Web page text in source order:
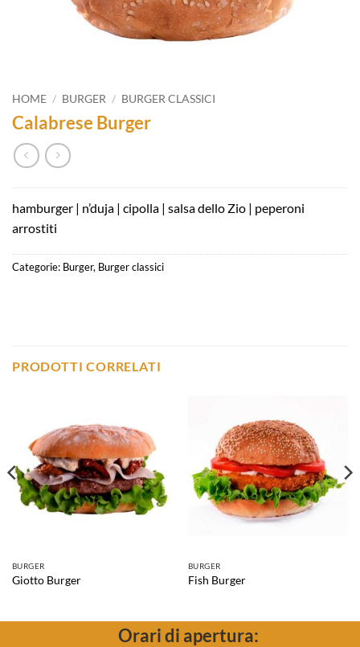
HOME / BURGER / BURGER CLASSICI
Calabrese Burger
hamburger | n’duja | cipolla | salsa dello Zio | peperoni
arrostiti
Categorie: Burger, Burger classici
PRODOTTI CORRELATI
BURGER
Giotto Burger
BURGER
Fish Burger
Orari di apertura: